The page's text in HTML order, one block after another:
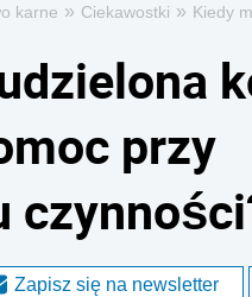
karne » Ciekawostki » Kiedy
przy
Zapisz się na newsletter